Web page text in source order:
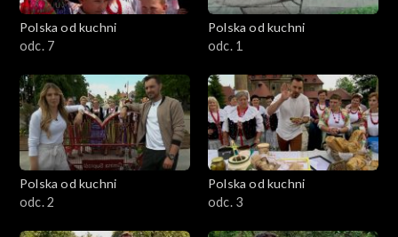
Polska od kuchni
odc. 7
Polska od kuchni
odc. 1
Polska od kuchni
odc. 2
Polska od kuchni
odc. 3